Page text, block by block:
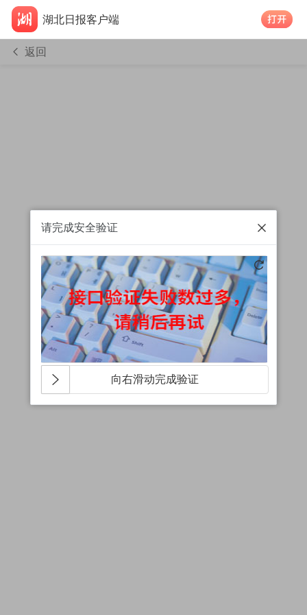
湖北日报客户端
返回
请完成安全验证
向右滑动完成验证